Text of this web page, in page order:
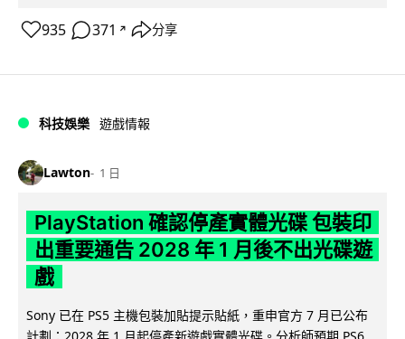
935 371 ↗ 分享
科技娛樂 遊戲情報
Lawton 1 日
PlayStation 確認停產實體光碟 包裝印
出重要通告 2028 年 1 月後不出光碟遊
戲
Sony 已在 PS5 主機包裝加貼提示貼紙，重申官方 7 月已公布